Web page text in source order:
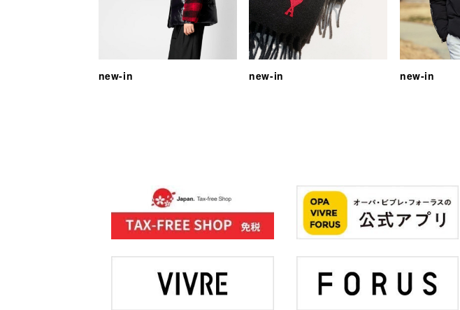
new-in new-in new-in